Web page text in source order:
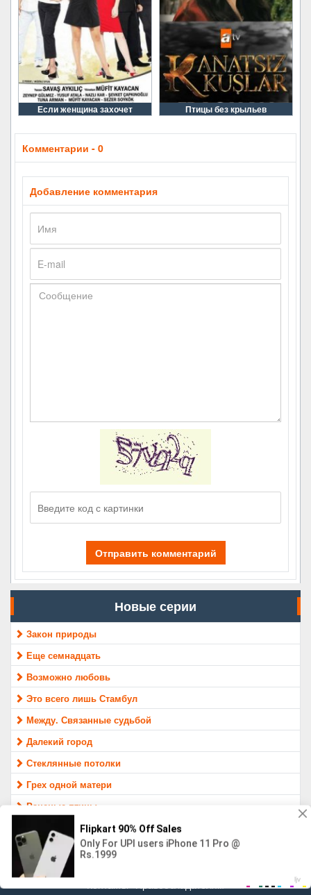
Если женщина захочет Птицы без крыльев
Комментарии - 0
Добавление комментария
Отправить комментарий
Новые серии
Закон природы
Еще семнадцать
Возможно любовь
Это всего лишь Стамбул
Между. Связанные судьбой
Далекий город
Стеклянные потолки
Грех одной матери
Раненые птицы
Защитник
МАТЕРИАЛ ПРЕДОСТАВЛЕН ТОЛЬКО ДЛЯ ОЗНАКОМЛЕНИЯ,
Контакты Правообладателям